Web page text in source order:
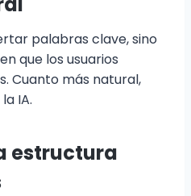
palabras clave, sino
que los usuarios
Cuanto más natural,
IA.
estructura